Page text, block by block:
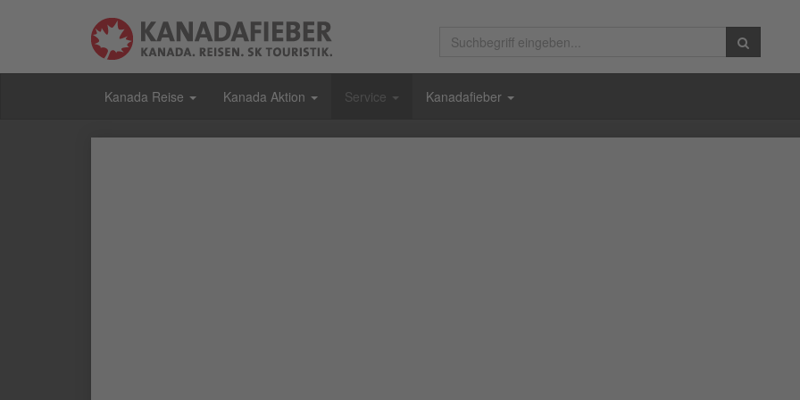
Kanada Reise Kanada Aktion Service Kanadafieber